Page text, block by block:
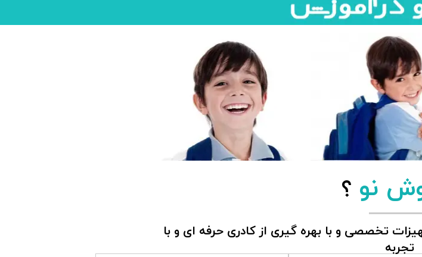
نو ؟
تخصصی و با بهره گیری از کادری حرفه‏‏ ای و با
تجربه